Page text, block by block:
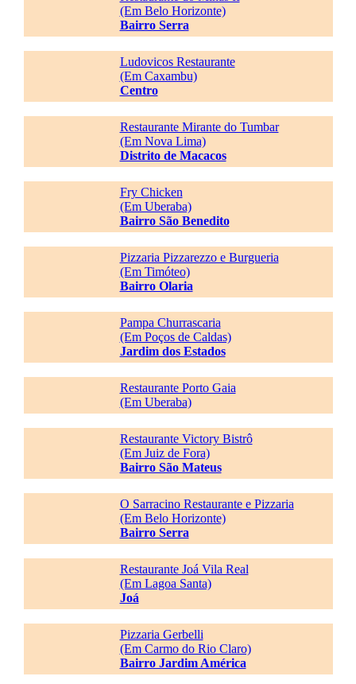
(Em Belo Horizonte)
Bairro Serra
Ludovicos Restaurante
(Em Caxambu)
Centro
Restaurante Mirante do Tumbar
(Em Nova Lima)
Distrito de Macacos
Fry Chicken
(Em Uberaba)
Bairro São Benedito
Pizzaria Pizzarezzo e Burgueria
(Em Timóteo)
Bairro Olaria
Pampa Churrascaria
(Em Poços de Caldas)
Jardim dos Estados
Restaurante Porto Gaia
(Em Uberaba)
Restaurante Victory Bistrô
(Em Juiz de Fora)
Bairro São Mateus
O Sarracino Restaurante e Pizzaria
(Em Belo Horizonte)
Bairro Serra
Restaurante Joá Vila Real
(Em Lagoa Santa)
Joá
Pizzaria Gerbelli
(Em Carmo do Rio Claro)
Bairro Jardim América